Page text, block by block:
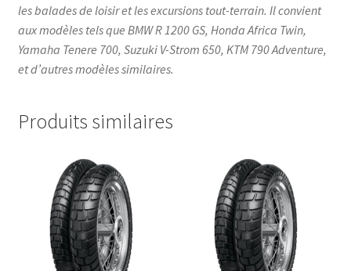
les balades de loisir et les excursions tout-terrain. Il convient
aux modèles tels que BMW R 1200 GS, Honda Africa Twin,
Yamaha Tenere 700, Suzuki V-Strom 650, KTM 790 Adventure,
et d’autres modèles similaires.
Produits similaires